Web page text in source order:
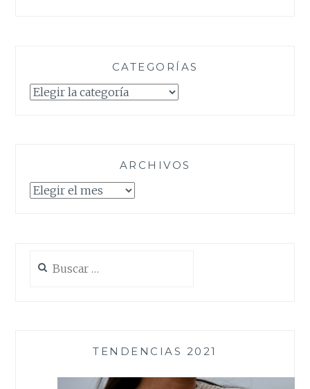
CATEGORÍAS
Categorías
ARCHIVOS
Archivos
TENDENCIAS 2021